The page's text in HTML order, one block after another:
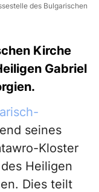
des Bulgarischen
Kirche
Gabriel
seines
Kloster
Heiligen
Dies teilt